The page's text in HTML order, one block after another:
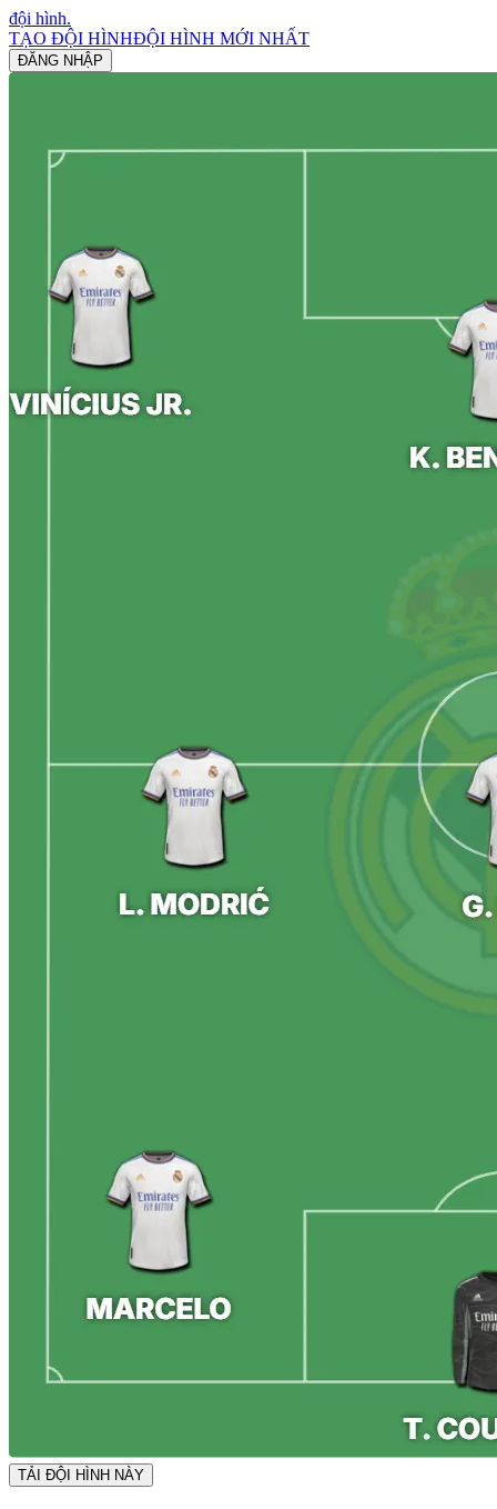
đội hình.
TẠO ĐỘI HÌNHĐỘI HÌNH MỚI NHẤT
ĐĂNG NHẬP
TẢI ĐỘI HÌNH NÀY